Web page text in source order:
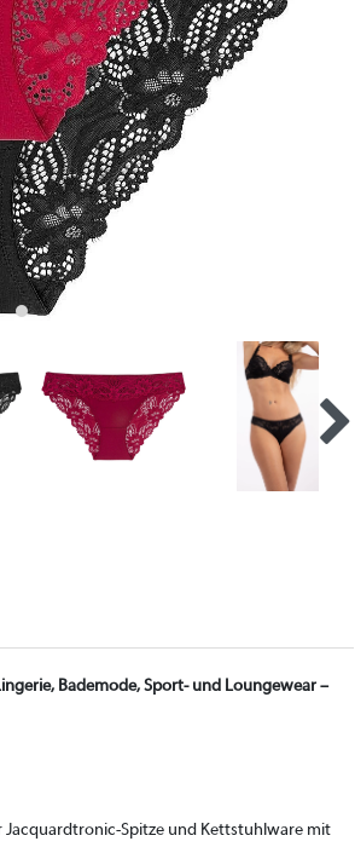
Bademode, Sport- und Loungewear –
Spitze und Kettstuhlware mit